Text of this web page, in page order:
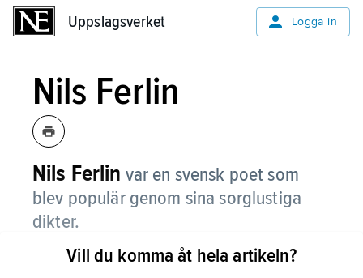
Uppslagsverket Logga in
Nils Ferlin
Nils Ferlin var en svensk poet som
blev populär genom sina sorglustiga
dikter.
Många av dikterna har tonsatts och blivit till
Vill du komma åt hela artikeln?